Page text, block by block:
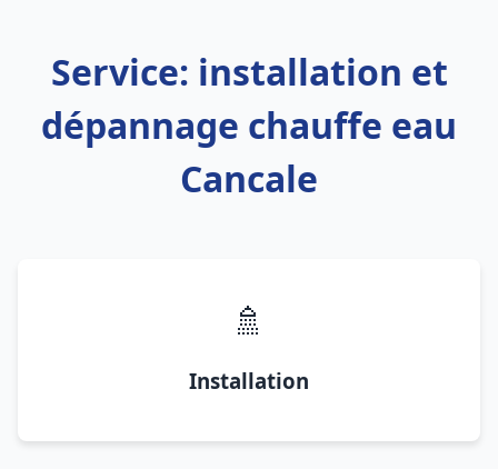
Service: installation et
dépannage chauffe eau
Cancale
🚿
Installation